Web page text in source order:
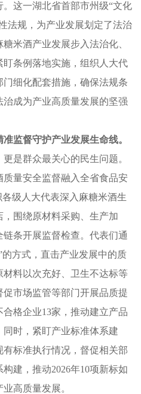
。这一湖北省首部市州级“文化
法规，为产业发展划定了法治
米酒产业发展步入法治化、
条例落地实施，组织人大代
细化配套措施，确保法规条
成为产业高质量发展的坚强
监督守护产业发展生命线。
是群众最关心的民生问题。
量安全监督融入全省食品安
级人大代表深入麻糖米酒生
围绕原材料采购、生产加
条开展监督检查。代表们通
方式，直击产业发展中的质
料以次充好、卫生不达标等
市场监管等部门开展品质提
格企业13家，推动建立产品
时，紧盯产业标准体系建
标准执行情况，督促相关部
建，推动2026年10项新标如
高质量发展。